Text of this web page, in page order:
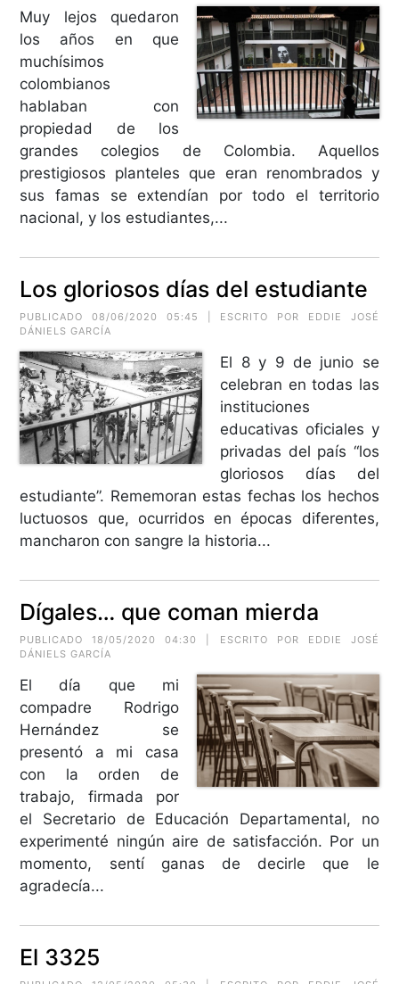
Muy lejos quedaron
los años en que
muchísimos
colombianos
hablaban con
propiedad de los
grandes colegios de Colombia. Aquellos
prestigiosos planteles que eran renombrados y
sus famas se extendían por todo el territorio
nacional, y los estudiantes,...
Los gloriosos días del estudiante
PUBLICADO 08/06/2020 05:45 | ESCRITO POR EDDIE JOSÉ
DÁNIELS GARCÍA
El 8 y 9 de junio se
celebran en todas las
instituciones
educativas oficiales y
privadas del país “los
gloriosos días del
estudiante”. Rememoran estas fechas los hechos
luctuosos que, ocurridos en épocas diferentes,
mancharon con sangre la historia...
Dígales… que coman mierda
PUBLICADO 18/05/2020 04:30 | ESCRITO POR EDDIE JOSÉ
DÁNIELS GARCÍA
El día que mi
compadre Rodrigo
Hernández se
presentó a mi casa
con la orden de
trabajo, firmada por
el Secretario de Educación Departamental, no
experimenté ningún aire de satisfacción. Por un
momento, sentí ganas de decirle que le
agradecía...
El 3325